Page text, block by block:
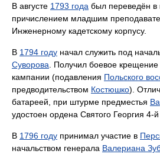
В августе 1793 года был переведён в
причислением младшим
Инженерному кадетскому корпусу.
В 1794 году начал служить под
Суворова . Получил боевое
кампании (подавления Польского
предводительством Костюшко).
батареей, при штурме предместья
удостоен ордена Святого Георгия 4-й
В 1796 году принимал участие в
начальством генерала Валериана